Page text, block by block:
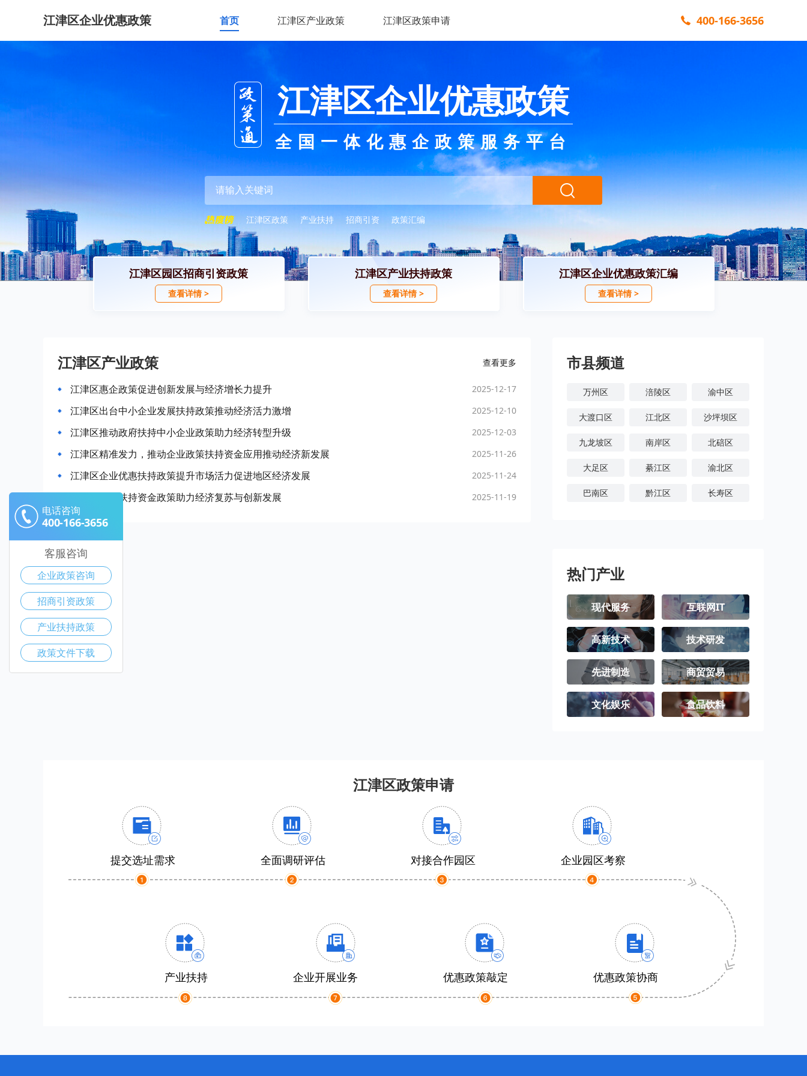
江津区企业优惠政策 首页 江津区产业政策 江津区政策申请 400-166-3656
江津区企业优惠政策
全国一体化惠企政策服务平台
江津区政策 产业扶持 招商引资 政策汇编
江津区园区招商引资政策
查看详情 >
江津区产业扶持政策
查看详情 >
江津区企业优惠政策汇编
查看详情 >
江津区产业政策 查看更多
江津区惠企政策促进创新发展与经济增长力提升 2025-12-17
江津区出台中小企业发展扶持政策推动经济活力激增 2025-12-10
江津区推动政府扶持中小企业政策助力经济转型升级 2025-12-03
江津区精准发力，推动企业政策扶持资金应用推动经济新发展 2025-11-26
江津区企业优惠扶持政策提升市场活力促进地区经济发展 2025-11-24
江津区企业扶持资金政策助力经济复苏与创新发展 2025-11-19
市县频道
万州区 涪陵区 渝中区
大渡口区 江北区 沙坪坝区
九龙坡区 南岸区 北碚区
大足区 綦江区 渝北区
巴南区 黔江区 长寿区
丰都县
忠县 开州区 云阳县
奉节县 巫山县 巫溪县
石柱土家族自
治县
秀山土家族苗
族自治县
酉阳土家族苗
族自治县
彭水苗族土家
族自治县
江津区 合川区
永川区 南川区
热门产业
现代服务 互联网IT
高新技术 技术研发
先进制造 商贸贸易
文化娱乐 食品饮料
江津区政策申请
提交选址需求 全面调研评估 对接合作园区 企业园区考察
产业扶持 企业开展业务 优惠政策敲定 优惠政策协商
电话咨询
400-166-3656
客服咨询
企业政策咨询
招商引资政策
产业扶持政策
政策文件下载